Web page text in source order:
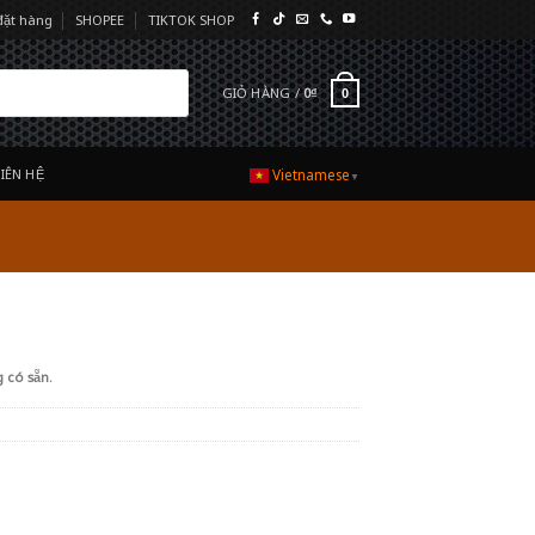
hàng SHOPEE TIKTOK SHOP
GIỎ HÀNG /0₫ 0
HỆ Vietnamese ▼
có sẵn.